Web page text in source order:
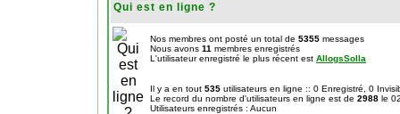
Qui est en ligne ?
Nos membres ont posté un total de 5355 messages
Nous avons 11 membres enregistrés
L'utilisateur enregistré le plus récent est AllogsSolla
Il y a en tout 535 utilisateurs en ligne :: 0 Enregistré, 0
Le record du nombre d'utilisateurs en ligne est de 2988 le
Utilisateurs enregistrés : Aucun